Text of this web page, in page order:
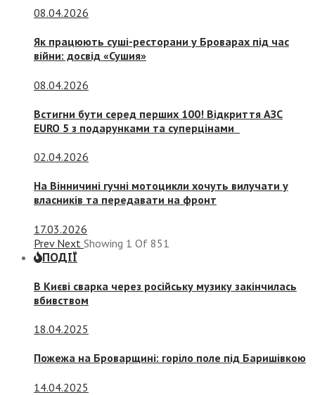
08.04.2026
Як працюють суші-ресторани у Броварах під час
війни: досвід «Сушия»
08.04.2026
Встигни бути серед перших 100! Відкриття АЗС
EURO 5 з подарунками та суперцінами
02.04.2026
На Вінничині гучні мотоцикли хочуть вилучати у
власників та передавати на фронт
17.03.2026
Prev Next Showing 1 Of 851
ПОДІЇ
В Києві сварка через російську музику закінчилась
вбивством
18.04.2025
Пожежа на Броварщині: горіло поле під Баришівкою
14.04.2025